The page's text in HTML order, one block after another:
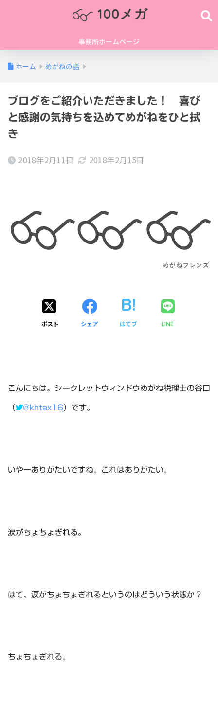
100メガ
事務所ホームページ
ホーム めがねの話
ブログをご紹介いただきました！ 喜び
と感謝の気持ちを込めてめがねをひと拭
き
2018年2月11日 2018年2月15日
ポスト シェア はてブ LINE
こんにちは。シークレットウィンドウめがね税理士の谷口
（ @khtax16）です。
いやーありがたいですね。これはありがたい。
涙がちょちょぎれる。
はて、涙がちょちょぎれるというのはどういう状態か？
ちょちょぎれる。